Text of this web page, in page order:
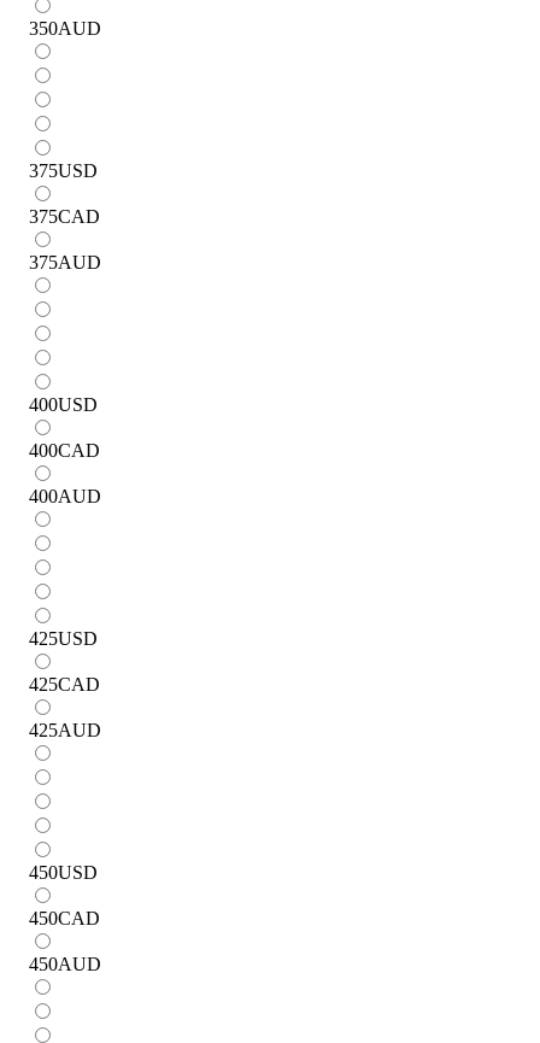
350AUD
375USD
375CAD
375AUD
400USD
400CAD
400AUD
425USD
425CAD
425AUD
450USD
450CAD
450AUD